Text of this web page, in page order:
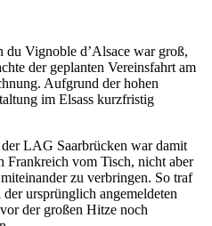
Vignoble d’Alsace war groß,
der geplanten Vereinsfahrt am
Aufgrund der hohen
im Elsass kurzfristig
LAG Saarbrücken war damit
Frankreich vom Tisch, nicht aber
zu verbringen. So traf
ursprünglich angemeldeten
der großen Hitze noch